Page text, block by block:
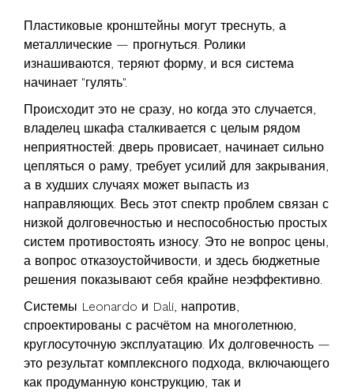
Пластиковые кронштейны могут треснуть, а
металлические — прогнуться. Ролики
изнашиваются, теряют форму, и вся система
начинает "гулять".
Происходит это не сразу, но когда это случается,
владелец шкафа сталкивается с целым рядом
неприятностей: дверь провисает, начинает сильно
цепляться о раму, требует усилий для закрывания,
а в худших случаях может выпасть из
направляющих. Весь этот спектр проблем связан с
низкой долговечностью и неспособностью простых
систем противостоять износу. Это не вопрос цены,
а вопрос отказоустойчивости, и здесь бюджетные
решения показывают себя крайне неэффективно.
Системы Leonardo и Dali, напротив,
спроектированы с расчётом на многолетнюю,
круглосуточную эксплуатацию. Их долговечность —
это результат комплексного подхода, включающего
как продуманную конструкцию, так и